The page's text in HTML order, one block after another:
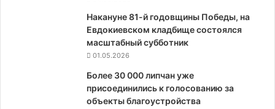
Накануне 81-й годовщины Победы, на
Евдокиевском кладбище состоялся
масштабный субботник
01.05.2026
Более 30 000 липчан уже
присоединились к голосованию за
объекты благоустройства